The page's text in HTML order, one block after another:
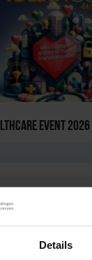
Details
Event 2026